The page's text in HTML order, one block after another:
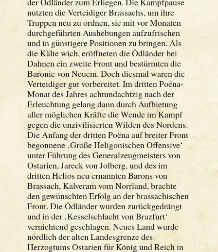
nutzten die Verteidiger Brassachs, um ihre
Truppen neu zu ordnen, sie mit vor Monaten
durchgeführten Aushebungen aufzufrischen
und in günstigere Positionen zu bringen. Als
die Kälte wich, eröffneten die Ödländer bei
Dahnen ein zweite Front und bestürmten die
Baronie von Neuem. Doch diesmal waren die
Verteidiger gut vorbereitet. Im dritten Poëna-
Monat des Jahres achtundachtzig nach der
Erleuchtung gelang dann durch Aufbietung
aller möglichen Kräfte die Wende im Kampf
gegen die unzivilisierten Wilden des Nordens.
Die Anfang der dritten Poëna auf breiter Front
begonnene ‚Große Heligonischen Offensive‘
unter Führung des Generalzeugmeisters von
Ostarien, Jareck von Jolberg, und des im
dritten Helios neu ernannten Barons von
Brassach, Kalveram vom Norrland, brachte
den gewünschten Erfolg an der brassachischen
Front. Die Ödländer wurden zurückgedrängt
und in der ‚Kesselschlacht von Brazfurt‘
vernichtend geschlagen. Neues Land wurde
nördlich der alten Landesgrenze des
Herzogtums Ostarien für König und Reich in